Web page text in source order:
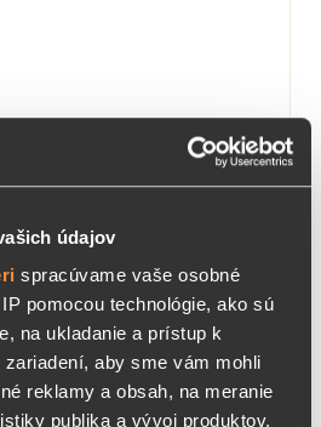
údajov
spracúvame vaše osobné
pomocou technológie, ako sú
na ukladanie a prístup k
aby sme vám mohli
reklamy a obsah, na meranie
publika a vývoj produktov.
obsahuje 9 starostlivo
tepny a žily.…